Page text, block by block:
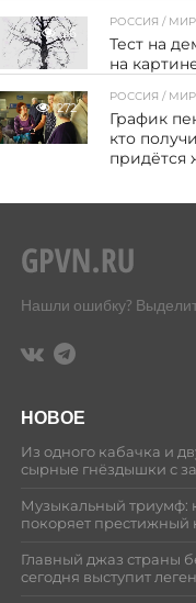
26
РОССИЯ / МИР
Тест на
на
272
РОССИЯ / МИР
График
кто
Нашли ошибку?
НОВОЕ
Из одного кабачка и
сырные гнёздышки с
Музыкальный триумф:
покоряет престижный
Главный джаз страны
сегодня выступит